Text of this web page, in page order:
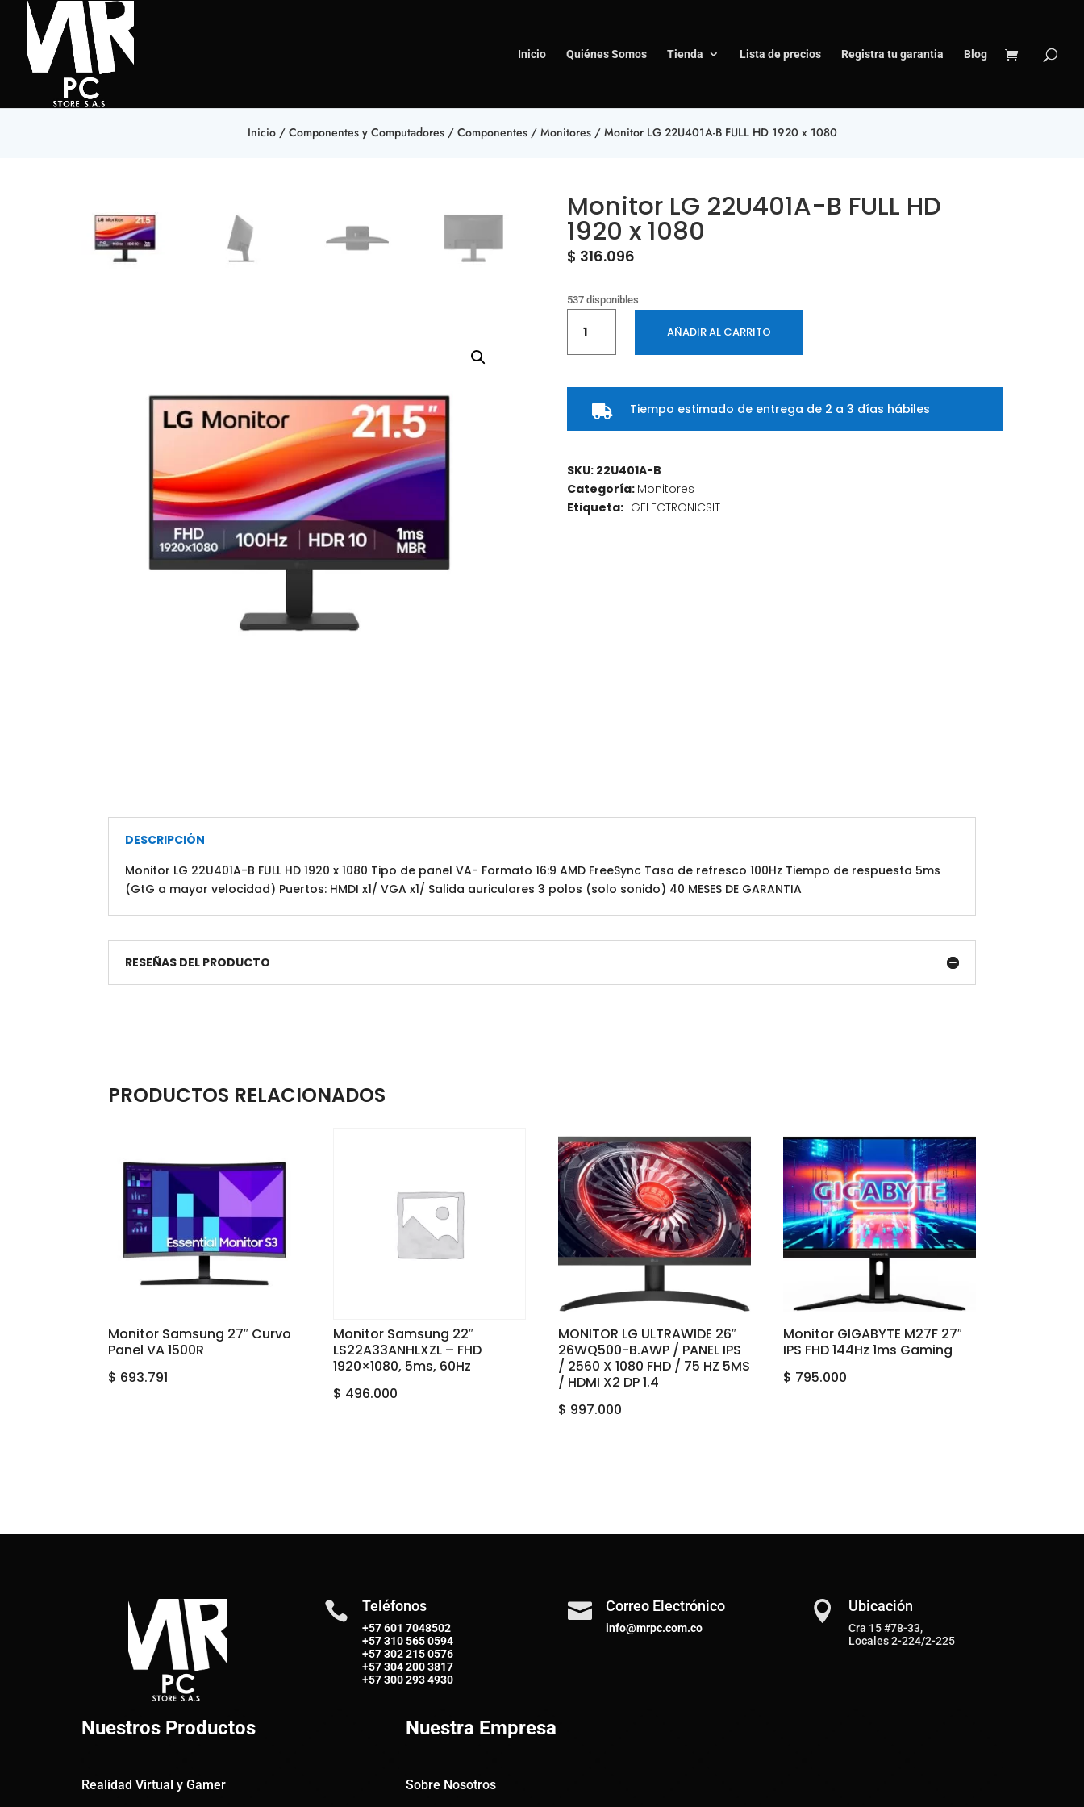
Inicio Quiénes Somos Tienda Lista de precios Registra tu garantia Blog
Inicio/ Componentes y Computadores/ Componentes/ Monitores/ Monitor LG 22U401A-B FULL HD 1920 x 1080
Monitor LG 22U401A-B FULL HD
1920 x 1080
$ 316.096
537 disponibles
22U401A-
FULL
1920
1080
cantidad
AÑADIR AL CARRITO
 Tiempo estimado de entrega de 2 a 3 días hábiles
SKU: 22U401A-B
Categoría: Monitores
Etiqueta: LGELECTRONICSIT
DESCRIPCIÓN
Monitor LG 22U401A-B FULL HD 1920 x 1080 Tipo de panel VA- Formato 16:9 AMD FreeSync Tasa de refresco 100Hz Tiempo de respuesta 5ms
(GtG a mayor velocidad) Puertos: HMDI x1/ VGA x1/ Salida auriculares 3 polos (solo sonido) 40 MESES DE GARANTIA
RESEÑAS DEL PRODUCTO
PRODUCTOS RELACIONADOS
Monitor Samsung 27″ Curvo
Panel VA 1500R
$ 693.791
Monitor Samsung 22″
LS22A33ANHLXZL – FHD
1920×1080, 5ms, 60Hz
$ 496.000
MONITOR LG ULTRAWIDE 26″
26WQ500-B.AWP / PANEL IPS
/ 2560 X 1080 FHD / 75 HZ 5MS
/ HDMI X2 DP 1.4
$ 997.000
Monitor GIGABYTE M27F 27″
IPS FHD 144Hz 1ms Gaming
$ 795.000
 Teléfonos
+57 601 7048502
+57310 565 0594
+57302 215 0576
+57304 200 3817
+57300 293 4930
 Correo Electrónico
info@mrpc.com.co
 Ubicación
Cra 15 #78-33,
Locales 2-224/2-225
Nuestros Productos
Realidad Virtual y Gamer
Nuestra Empresa
Sobre Nosotros